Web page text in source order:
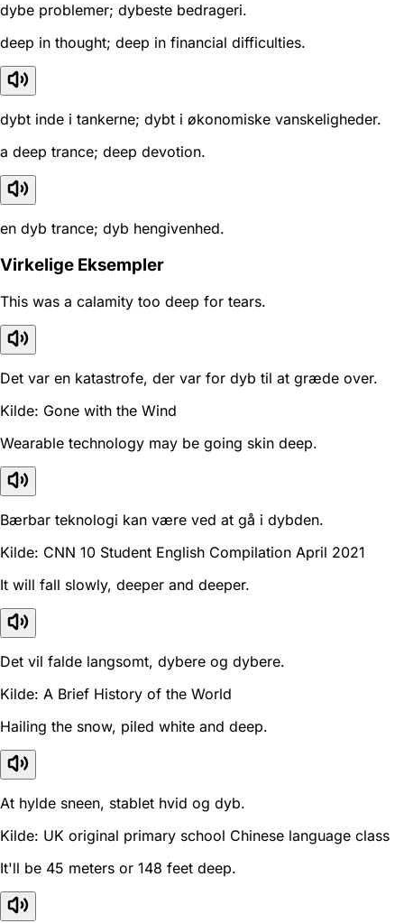
dybe problemer; dybeste bedrageri.
deep in thought; deep in financial difficulties.
dybt inde i tankerne; dybt i økonomiske vanskeligheder.
a deep trance; deep devotion.
en dyb trance; dyb hengivenhed.
Virkelige Eksempler
This was a calamity too deep for tears.
Det var en katastrofe, der var for dyb til at græde over.
Kilde: Gone with the Wind
Wearable technology may be going skin deep.
Bærbar teknologi kan være ved at gå i dybden.
Kilde: CNN 10 Student English Compilation April 2021
It will fall slowly, deeper and deeper.
Det vil falde langsomt, dybere og dybere.
Kilde: A Brief History of the World
Hailing the snow, piled white and deep.
At hylde sneen, stablet hvid og dyb.
Kilde: UK original primary school Chinese language class
It'll be 45 meters or 148 feet deep.